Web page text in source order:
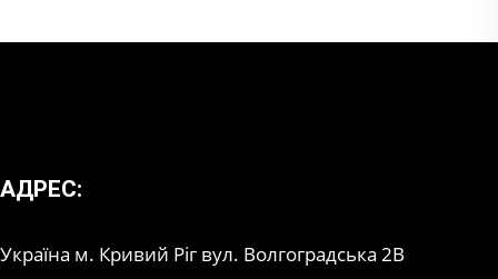
АДРЕС:
Україна м. Кривий Ріг вул. Волгоградська 2В